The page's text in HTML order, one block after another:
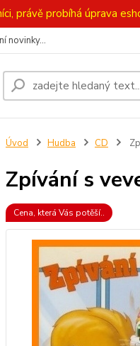
právě probíhá úprava
novinky...
Úvod Hudba CD
Zpívání s
Cena, která Vás potěší..